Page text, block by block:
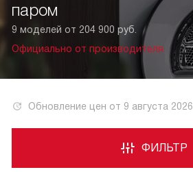
паром
9 моделей от 204 900 руб.
Официально от производителя
Обновление цен от 9 августа 2026
ФИЛЬТР